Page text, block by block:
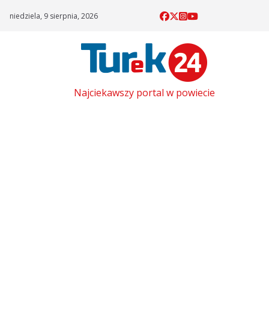
niedziela, 9 sierpnia, 2026
Najciekawszy portal w powiecie